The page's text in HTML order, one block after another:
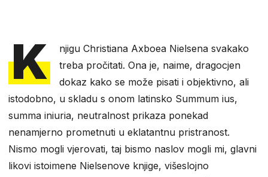
K
njigu Christiana Axboea Nielsena svakako
treba pročitati. Ona je, naime, dragocjen
dokaz kako se može pisati i objektivno, ali
istodobno, u skladu s onom latinsko Summum ius,
summa iniuria, neutralnost prikaza ponekad
nenamjerno prometnuti u eklatantnu pristranost.
Nismo mogli vjerovati, taj bismo naslov mogli mi, glavni
likovi istoimene Nielsenove knjige, višeslojno